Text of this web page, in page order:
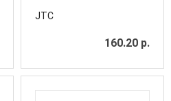
JTC
160.20 р.